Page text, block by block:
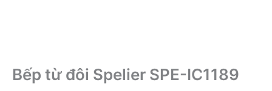
Bếp từ đôi Spelier SPE-IC1189